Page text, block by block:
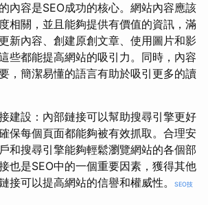
內容是SEO成功的核心。網站內容應該
相關，並且能夠提供有價值的資訊，滿
新內容、創建原創文章、使用圖片和影
些都能提高網站的吸引力。同時，內容
，簡潔易懂的語言有助於吸引更多的讀
建設：內部鏈接可以幫助搜尋引擎更好
保每個頁面都能夠被有效抓取。合理安
和搜尋引擎能夠輕鬆瀏覽網站的各個部
也是SEO中的一個重要因素，獲得其他
接可以提高網站的信譽和權威性。
SEO技